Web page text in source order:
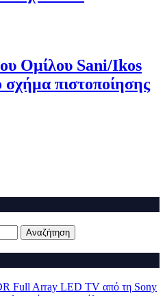
Ομίλου Sani/Ikos
σχήμα πιστοποίησης
Full Array LED TV από τη Sony